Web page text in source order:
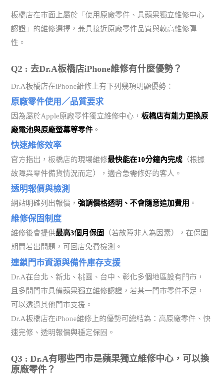
板橋店在市面上屬於「使用原廠零件、具蘋果獨立維修中心
認證」的維修選擇，兼具接近原廠零件品質與較高維修彈
性。
Q2 : 去Dr.A板橋店iPhone維修有什麼優勢？
Dr.A板橋店在iPhone維修上有下列幾項明顯優勢：
原廠零件使用／品質要求
因為屬於Apple原廠零件獨立維修中心，板橋店有能力更換原
廠電池與原廠螢幕等零件 。
快速維修效率
官方指出，板橋店的現場維修最快能在10分鐘內完成 （根據
故障與零件備貨情況而定），適合急需修好的客人。
透明報價與檢測
網站明確列出報價，強調價格透明、不會隨意追加費用 。
維修保固制度
維修後會提供最高3個月保固
（若故障非人為因素），在保固
期間若出問題，可回店免費檢測。
連鎖門市資源與備件庫存支援
Dr.A在台北、新北、桃園、台中、彰化多個地區設有門市，
且多間門市具備蘋果獨立維修認證，若某一門市零件不足，
可以透過其他門市支援。
Dr.A板橋店在iPhone維修上的優勢可總結為：高原廠零件、快
速完修、透明報價與穩定保固。
Q3 : Dr.A有哪些門市是蘋果獨立維修中心，可以換
原廠零件？